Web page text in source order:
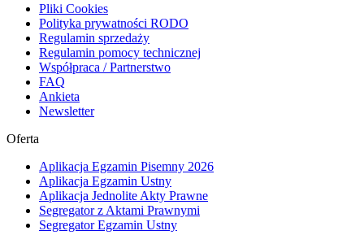
Pliki Cookies
Polityka prywatności RODO
Regulamin sprzedaży
Regulamin pomocy technicznej
Współpraca / Partnerstwo
FAQ
Ankieta
Newsletter
Oferta
Aplikacja Egzamin Pisemny 2026
Aplikacja Egzamin Ustny
Aplikacja Jednolite Akty Prawne
Segregator z Aktami Prawnymi
Segregator Egzamin Ustny